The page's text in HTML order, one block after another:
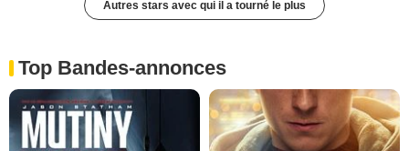
Autres stars avec qui il a tourné le plus
Top Bandes-annonces